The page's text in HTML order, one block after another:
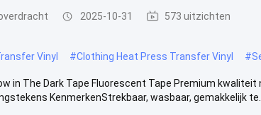
2025-10-31 573 uitzichten
Vinyl #Clothing Heat Press Transfer Vinyl #
in The Dark Tape Fluorescent Tape Premium
KenmerkenStrekbaar, wasbaar, gemakkelijk te...